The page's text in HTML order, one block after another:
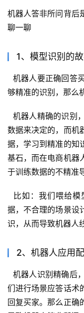
机器人答非所问背后
聊一聊
1、模型识别的
机器人要正确回答
够精准的识别，那么
机器人精确的识别
数据来决定的，而机
据，学习到精准的知
基石，而在电商机器
于训练数据的不精准
比如：我们喂给模
据，不合理的场景设
识，从而导致机器人
2、机器人应用
机器人识别精确后
们进行场景应答话术
回复买家。那么正确